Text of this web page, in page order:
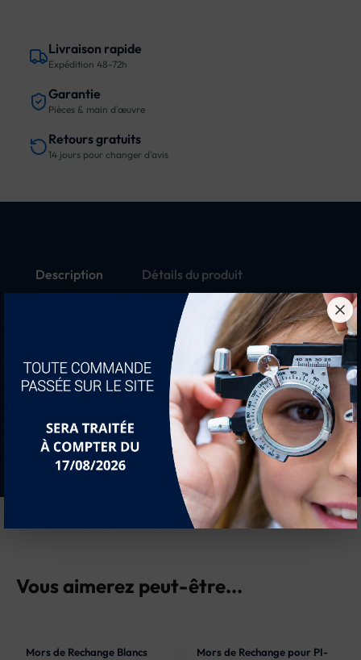
Livraison rapide
Expédition 48-72h
Garantie
Pièces & main d'œuvre
Retours gratuits
14 jours pour changer d'avis
Description Détails du produit
Mors nylon de rechange pour PI-133
1 paire + vis
Mors noir : pour PI-133/B
Mors blanc : pour PI-133/S
Vous aimerez peut-être...
Mors de Rechange Blancs
Mors de Rechange pour PI-